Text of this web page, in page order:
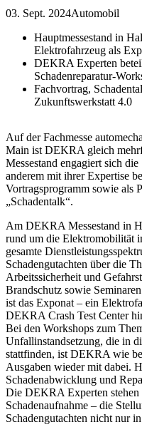
03. Sept. 2024Automobil
Hauptmessestand in
Elektrofahrzeug als
DEKRA Experten
Schadenreparatur-
Fachvortrag,
Zukunftswerkstatt 4.0
Auf der Fachmesse
Main ist DEKRA gleich
Messestand engagiert sich
anderem mit ihrer Expertise
Vortragsprogramm sowie als
„Schadentalk“.
Am DEKRA Messestand in
rund um die Elektromobilität
gesamte
Schadengutachten über die
Arbeitssicherheit und
Brandschutz sowie
ist das Exponat – ein
DEKRA Crash Test Center
Bei den Workshops zum
Unfallinstandsetzung, die in
stattfinden, ist DEKRA wie
Ausgaben wieder mit dabei.
Schadenabwicklung und
Die DEKRA Experten stehen
Schadenaufnahme – die
Schadengutachten nicht nur